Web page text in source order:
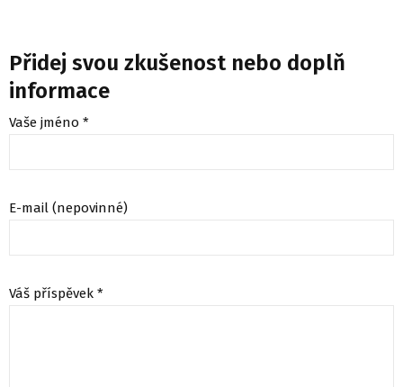
Přidej svou zkušenost nebo doplň
informace
Vaše jméno *
E-mail (nepovinné)
Váš příspěvek *